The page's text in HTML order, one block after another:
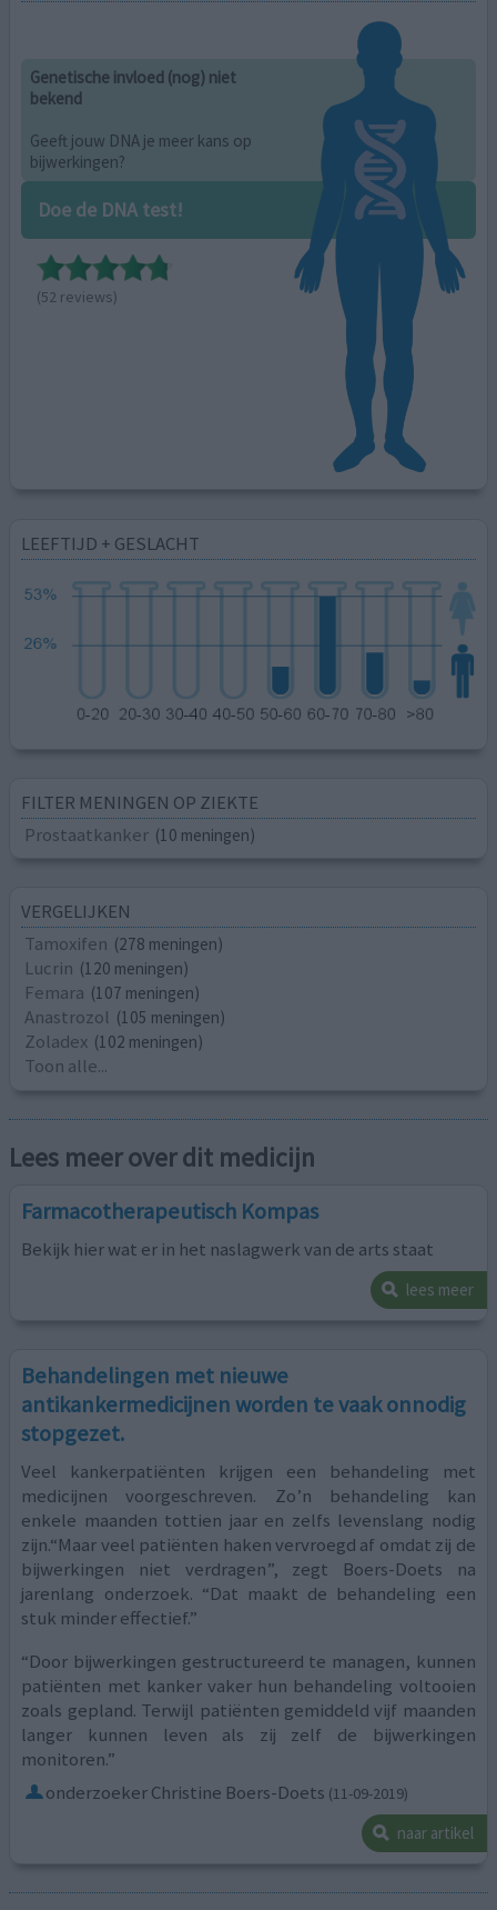
Genetische invloed (nog) niet
bekend
Geeft jouw DNA je meer kans op
bijwerkingen?
Doe de DNA test!
(52 reviews)
LEEFTIJD + GESLACHT
FILTER MENINGEN OP ZIEKTE
Prostaatkanker (10 meningen)
VERGELIJKEN
Tamoxifen (278 meningen)
Lucrin (120 meningen)
Femara (107 meningen)
Anastrozol (105 meningen)
Zoladex (102 meningen)
Toon alle...
Lees meer over dit medicijn
Farmacotherapeutisch Kompas
Bekijk hier wat er in het naslagwerk van de arts staat
lees meer
Behandelingen met nieuwe
antikankermedicijnen worden te vaak onnodig
stopgezet.
Veel kankerpatiënten krijgen een behandeling met
medicijnen voorgeschreven. Zo’n behandeling kan
enkele maanden tottien jaar en zelfs levenslang nodig
zijn.“Maar veel patiënten haken vervroegd af omdat zij de
bijwerkingen niet verdragen”, zegt Boers-Doets na
jarenlang onderzoek. “Dat maakt de behandeling een
stuk minder effectief.”
“Door bijwerkingen gestructureerd te managen, kunnen
patiënten met kanker vaker hun behandeling voltooien
zoals gepland. Terwijl patiënten gemiddeld vijf maanden
langer kunnen leven als zij zelf de bijwerkingen
monitoren.”
onderzoeker Christine Boers-Doets (11-09-2019)
naar artikel